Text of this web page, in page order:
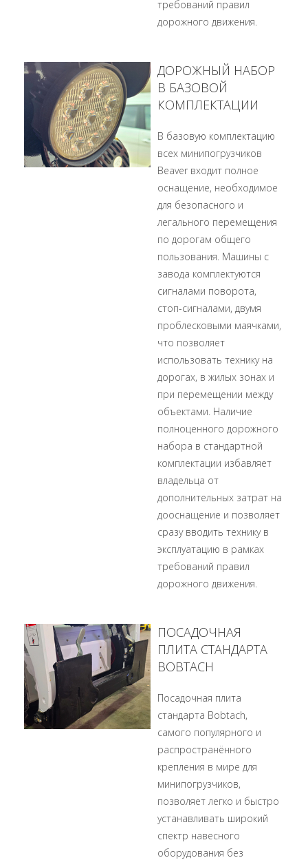
требований правил
дорожного движения.
ДОРОЖНЫЙ НАБОР
В БАЗОВОЙ
КОМПЛЕКТАЦИИ
В базовую комплектацию
всех минипогрузчиков
Beaver входит полное
оснащение, необходимое
для безопасного и
легального перемещения
по дорогам общего
пользования. Машины с
завода комплектуются
сигналами поворота,
стоп-сигналами, двумя
проблесковыми маячками,
что позволяет
использовать технику на
дорогах, в жилых зонах и
при перемещении между
объектами. Наличие
полноценного дорожного
набора в стандартной
комплектации избавляет
владельца от
дополнительных затрат на
дооснащение и позволяет
сразу вводить технику в
эксплуатацию в рамках
требований правил
дорожного движения.
ПОСАДОЧНАЯ
ПЛИТА СТАНДАРТА
BOBTACH
Посадочная плита
стандарта Bobtach,
самого популярного и
распространённого
крепления в мире для
минипогрузчиков,
позволяет легко и быстро
устанавливать широкий
спектр навесного
оборудования без